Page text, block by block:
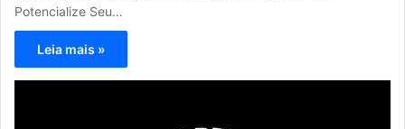
Potencialize Seu…
Leia mais »